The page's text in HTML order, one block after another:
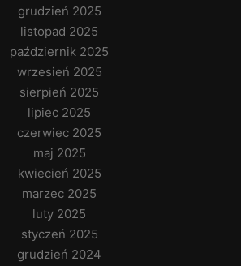
grudzień 2025
listopad 2025
październik 2025
wrzesień 2025
sierpień 2025
lipiec 2025
czerwiec 2025
maj 2025
kwiecień 2025
marzec 2025
luty 2025
styczeń 2025
grudzień 2024